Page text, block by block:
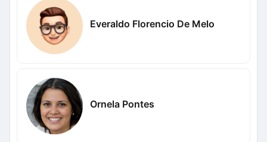
Everaldo Florencio De Melo
Ornela Pontes